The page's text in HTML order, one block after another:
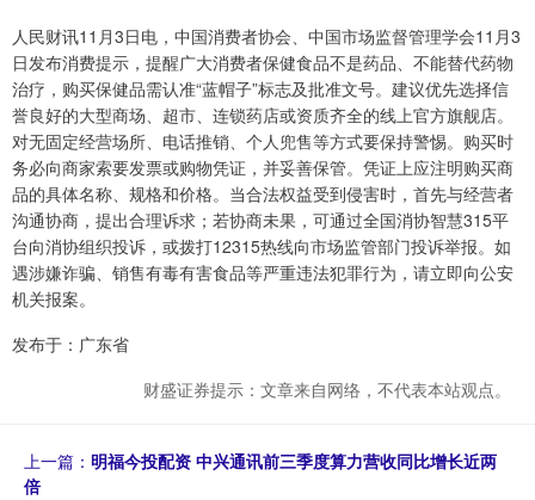
人民财讯11月3日电，中国消费者协会、中国市场监督管理学会11月3
日发布消费提示，提醒广大消费者保健食品不是药品、不能替代药物
治疗，购买保健品需认准“蓝帽子”标志及批准文号。建议优先选择信
誉良好的大型商场、超市、连锁药店或资质齐全的线上官方旗舰店。
对无固定经营场所、电话推销、个人兜售等方式要保持警惕。购买时
务必向商家索要发票或购物凭证，并妥善保管。凭证上应注明购买商
品的具体名称、规格和价格。当合法权益受到侵害时，首先与经营者
沟通协商，提出合理诉求；若协商未果，可通过全国消协智慧315平
台向消协组织投诉，或拨打12315热线向市场监管部门投诉举报。如
遇涉嫌诈骗、销售有毒有害食品等严重违法犯罪行为，请立即向公安
机关报案。
发布于：广东省
财盛证券提示：文章来自网络，不代表本站观点。
上一篇： 明福今投配资 中兴通讯前三季度算力营收同比增长近两
倍